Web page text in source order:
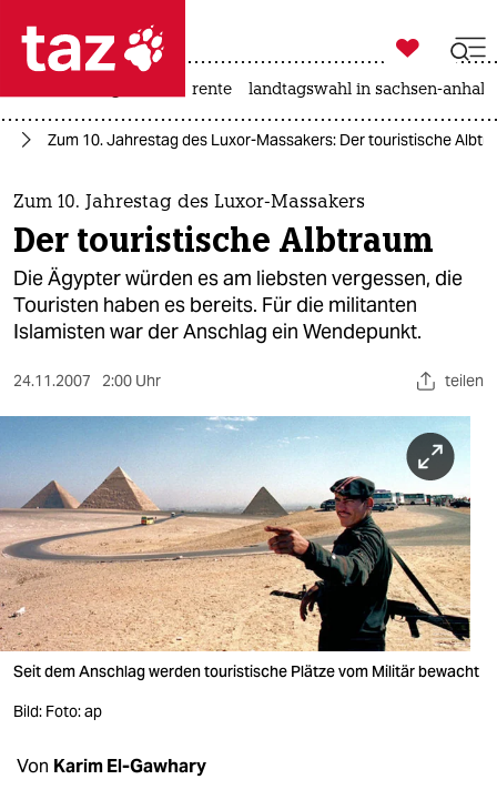
 taz zahl ich
taz zahl ich
themen
politik
öko
sport
berlin
nord
wahrheit
verlag
shop

taz zahl ich
rente landtagswahl in sachsen-anhalt
Zum 10. Jahrestag des Luxor-Massakers: Der touristische
Zum 10. Jahrestag des Luxor-Massakers
Der touristische Albtraum
Die Ägypter würden es am liebsten vergessen, die
Touristen haben es bereits. Für die militanten
Islamisten war der Anschlag ein Wendepunkt.
24.11.2007 2:00 Uhr teilen
Seit dem Anschlag werden touristische Plätze vom Militär bewacht
Bild: Foto: ap
Von Karim El-Gawhary